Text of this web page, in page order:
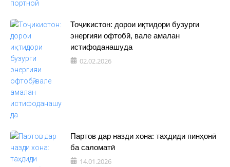
Тоҷикистон: дорои иқтидори бузурги
энергияи офтобӣ, вале амалан
истифоданашуда
02.02.2026
Партов дар назди хона: таҳдиди пинҳонӣ
ба саломатӣ
14.01.2026